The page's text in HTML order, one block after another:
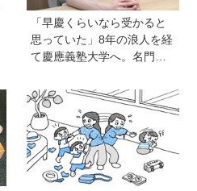
「早慶くらいなら受かると
思っていた」8年の浪人を経
て慶應義塾大学へ。名門・
受験の反動からゲーム依存
症に。成績急降下から“いい
大学に入る”までの道のり
【慶應生よしださん｜前
編】